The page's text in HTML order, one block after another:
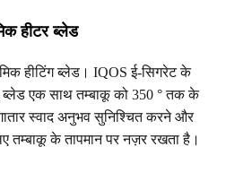
हीटर ब्लेड
हीटिंग ब्लेड। IQOS ई-सिगरेट के
ब्लेड एक साथ तम्बाकू को 350 ° तक के
स्वाद अनुभव सुनिश्चित करने और
तम्बाकू के तापमान पर नज़र रखता है।